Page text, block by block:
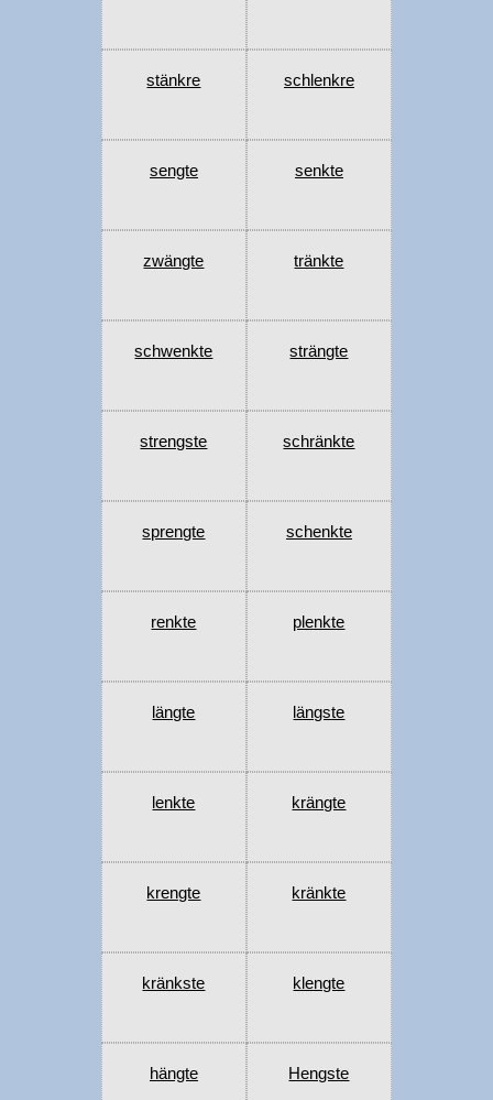
stänkre schlenkre
sengte senkte
zwängte tränkte
schwenkte strängte
strengste schränkte
sprengte schenkte
renkte plenkte
längte längste
lenkte krängte
krengte kränkte
kränkste klengte
hängte Hengste